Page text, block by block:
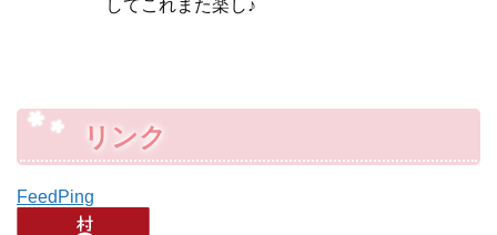
してこれまた楽し♪
リンク
FeedPing